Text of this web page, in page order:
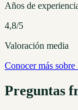
Años de
4,8/5
Valoración media
Conocer más
Preguntas